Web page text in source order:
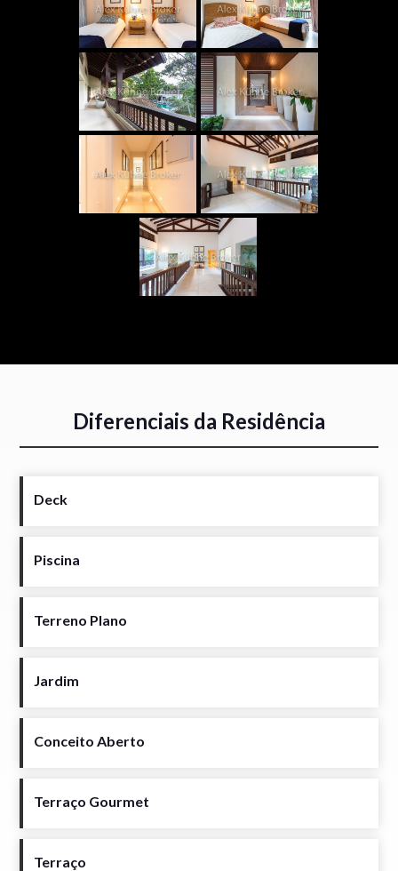
Diferenciais da Residência
Deck
Piscina
Terreno Plano
Jardim
Conceito Aberto
Terraço Gourmet
Terraço